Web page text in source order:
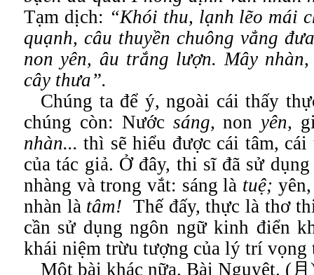
Tạm dịch: “Khói thu, lạnh lẽo mái
quạnh, câu thuyền chuông vẳng
non yên, âu trắng lượn. Mây
cây thưa”.
Chúng ta để ý, ngoài cái thấy
chúng còn: Nước sáng,nonyên,
nhàn...thì sẽ hiểu được cái tâm,
của tác giả. Ở đây, thi sĩ đã sử
nhàng và trong vắt: sáng là tuệ;
nhàn là tâm! Thế đấy, thực là thơ
cần sử dụng ngôn ngữ kinh điển
khái niệm trừu tượng của lý trí vọng
Một bài khác nữa. Bài Nguyệt. (月